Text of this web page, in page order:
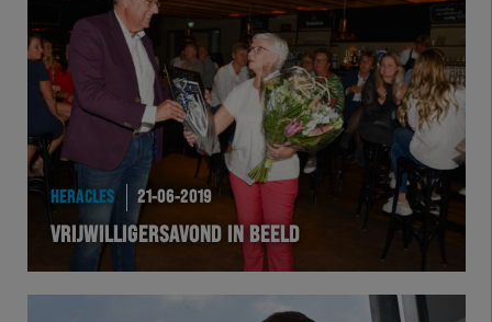
HERACLES 21-06-2019
VRIJWILLIGERSAVOND IN BEELD